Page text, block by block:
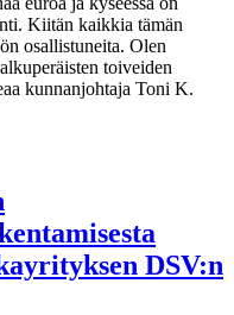
Kiitän kaikkia tämän
osallistuneita. Olen
toiveiden
kunnanjohtaja Toni K.
DSV:n